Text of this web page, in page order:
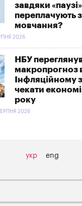
завдяки
переплачують
мовчання?
2026
НБУ
макропрогноз
Інфляційному
чекати
року
2026
укр eng